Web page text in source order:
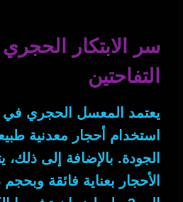
سر الابتكار
التفاحتين
يعتمد المعسل الحجري في
استخدام أحجار معدنية
الجودة. بالإضافة إلى ذلك،